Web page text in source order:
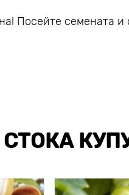
Посейте семената и